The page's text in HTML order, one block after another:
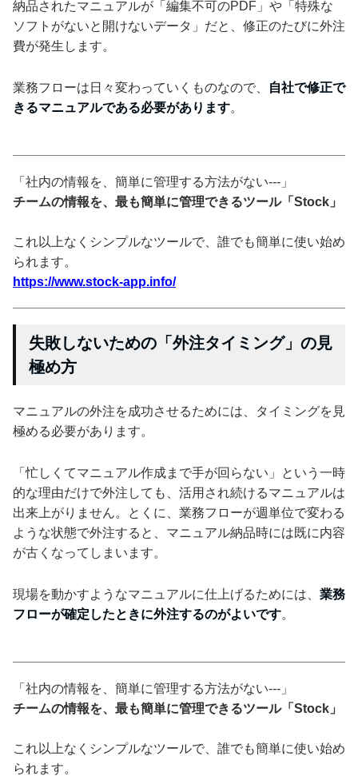
納品されたマニュアルが「編集不可のPDF」や「特殊な
ソフトがないと開けないデータ」だと、修正のたびに外注
費が発生します。
業務フローは日々変わっていくものなので、
自社で修正で
きるマニュアルである必要があります。
「社内の情報を、簡単に管理する方法がない---」
チームの情報を、最も簡単に管理できるツール「Stock」
これ以上なくシンプルなツールで、誰でも簡単に使い始め
られます。
https://www.stock-app.info/
失敗しないための「外注タイミング」の見
極め方
マニュアルの外注を成功させるためには、タイミングを見
極める必要があります。
「忙しくてマニュアル作成まで手が回らない」という一時
的な理由だけで外注しても、活用され続けるマニュアルは
出来上がりません。とくに、業務フローが週単位で変わる
ような状態で外注すると、マニュアル納品時には既に内容
が古くなってしまいます。
現場を動かすようなマニュアルに仕上げるためには、 業務
フローが確定したときに外注するのがよいです。
「社内の情報を、簡単に管理する方法がない---」
チームの情報を、最も簡単に管理できるツール「Stock」
これ以上なくシンプルなツールで、誰でも簡単に使い始め
られます。